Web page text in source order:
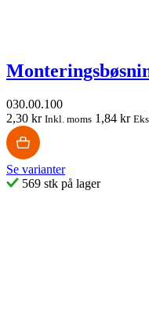
030.00.100
2,30 kr Inkl. moms 1,84 kr
Se varianter
569 stk på lager